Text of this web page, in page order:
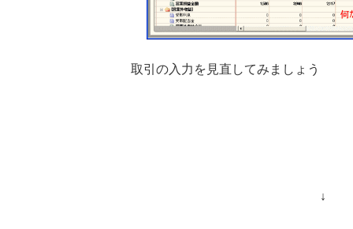
取引の入力を見直してみましょう
↓